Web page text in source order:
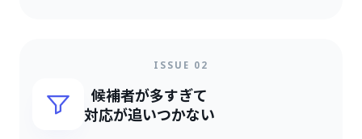
ISSUE 02
候補者が多すぎて
対応が追いつかない